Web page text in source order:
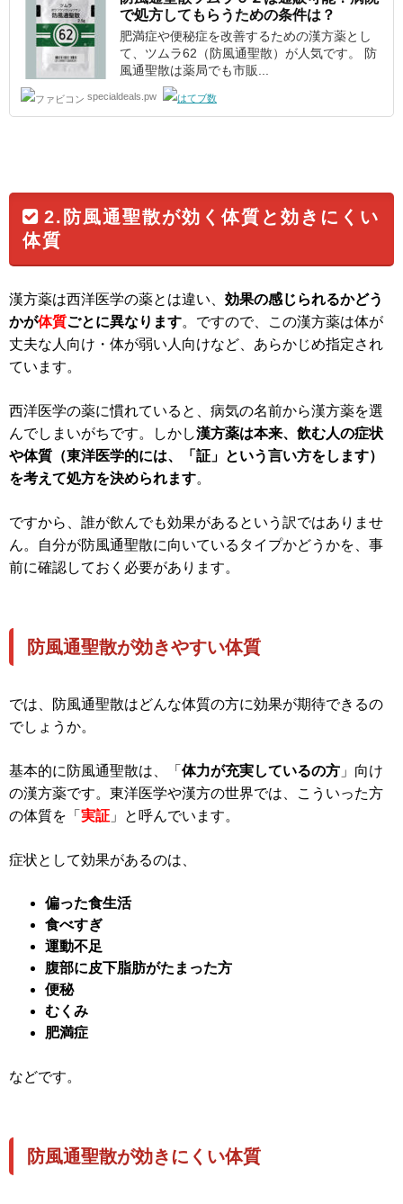
で処方してもらうための条件は？
肥満症や便秘症を改善するための漢方薬とし
て、ツムラ62（防風通聖散）が人気です。 防
風通聖散は薬局でも市販...
specialdeals.pw
2.防風通聖散が効く体質と効きにくい
体質
漢方薬は西洋医学の薬とは違い、 効果の感じられるかどう
かが体質ごとに異なります。ですので、この漢方薬は体が
丈夫な人向け・体が弱い人向けなど、あらかじめ指定され
ています。
西洋医学の薬に慣れていると、病気の名前から漢方薬を選
んでしまいがちです。しかし漢方薬は本来、飲む人の症状
や体質（東洋医学的には、「証」という言い方をします）
を考えて処方を決められます。
ですから、誰が飲んでも効果があるという訳ではありませ
ん。自分が防風通聖散に向いているタイプかどうかを、事
前に確認しておく必要があります。
防風通聖散が効きやすい体質
では、防風通聖散はどんな体質の方に効果が期待できるの
でしょうか。
基本的に防風通聖散は、「 体力が充実しているの方 」向け
の漢方薬です。東洋医学や漢方の世界では、こういった方
の体質を「 実証 」と呼んでいます。
症状として効果があるのは、
偏った食生活
食べすぎ
運動不足
腹部に皮下脂肪がたまった方
便秘
むくみ
肥満症
などです。
防風通聖散が効きにくい体質